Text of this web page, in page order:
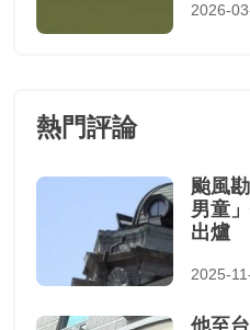
2026-
熱門評論
颱風
男童
出爐
2025-